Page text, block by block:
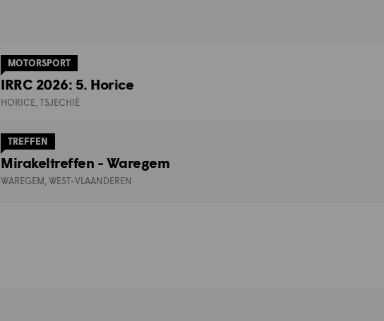
MOTORSPORT
IRRC 2026: 5. Horice
HORICE, TSJECHIË
TREFFEN
Mirakeltreffen - Waregem
WAREGEM, WEST-VLAANDEREN